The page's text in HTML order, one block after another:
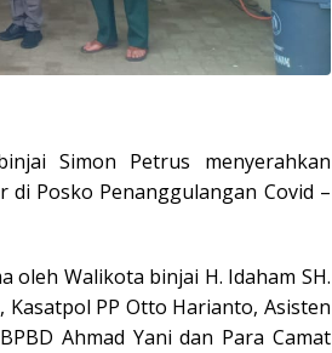
Simon Petrus menyerahkan
Posko Penanggulangan Covid –
oleh Walikota binjai H. Idaham SH.
PP Otto Harianto, Asisten
Ahmad Yani dan Para Camat